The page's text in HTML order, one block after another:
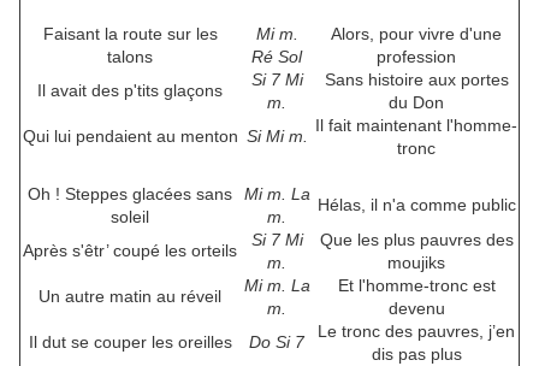
Faisant la route sur les
talons
Mi m.
Ré Sol
Alors, pour vivre d'une
profession
Il avait des p'tits glaçons
Si 7 Mi
m.
Sans histoire aux portes
du Don
Qui lui pendaient au menton Si Mi m.
Il fait maintenant l'homme-
tronc
Oh ! Steppes glacées sans
soleil
Mi m. La
m.
Hélas, il n'a comme public
Après s'êtr’ coupé les orteils
Si 7 Mi
m.
Que les plus pauvres des
moujiks
Un autre matin au réveil
Mi m. La
m.
Et l'homme-tronc est
devenu
Il dut se couper les oreilles
Do Si 7
Le tronc des pauvres, j’en
dis pas plus